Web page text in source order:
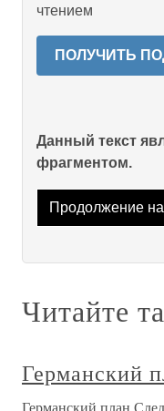
чтением
ПОЛУЧИТЬ
Данный текст
фрагментом.
Продолжение
Читайте
Германский